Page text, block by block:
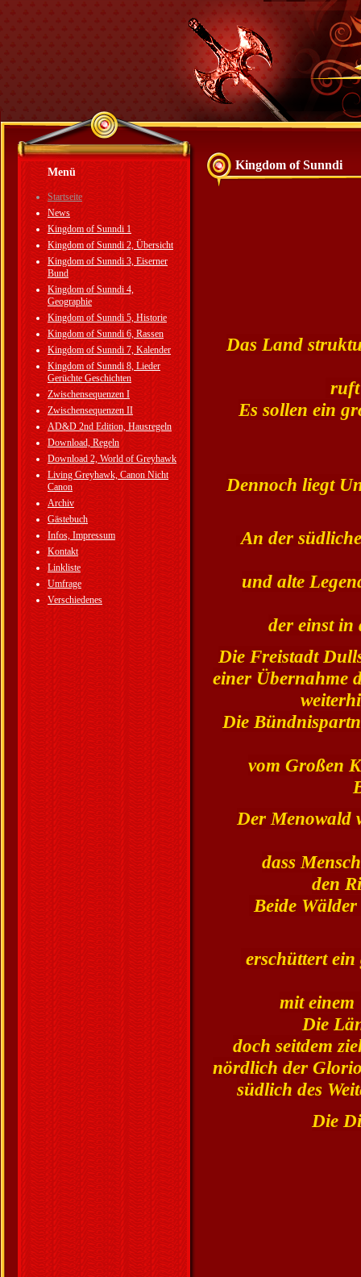
Menü
Startseite
News
Kingdom of Sunndi 1
Kingdom of Sunndi 2, Übersicht
Kingdom of Sunndi 3, Eiserner
Bund
Kingdom of Sunndi 4,
Geographie
Kingdom of Sunndi 5, Historie
Kingdom of Sunndi 6, Rassen
Kingdom of Sunndi 7, Kalender
Kingdom of Sunndi 8, Lieder
Gerüchte Geschichten
Zwischensequenzen I
Zwischensequenzen II
AD&D 2nd Edition, Hausregeln
Download, Regeln
Download 2, World of Greyhawk
Living Greyhawk, Canon Nicht
Canon
Archiv
Gästebuch
Infos, Impressum
Kontakt
Linkliste
Umfrage
Verschiedenes
Kingdom of Sunndi
Das Land
ruft
Es sollen ein
Dennoch liegt
An der
und alte
der einst in
Die Freistadt
einer Übernahme
Die
vom Großen
Der Menowald
dass
den
Beide
erschüttert ein
mit
Die
doch seitdem
nördlich der
südlich des
Die